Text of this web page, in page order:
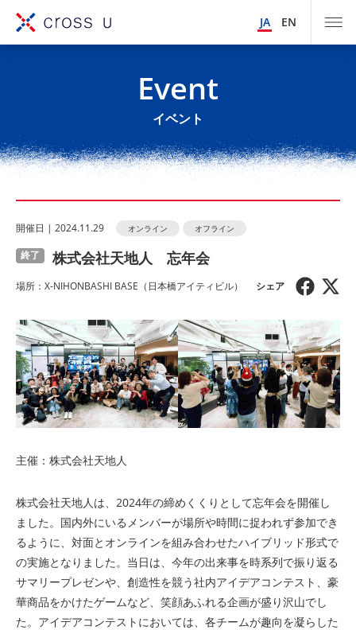
JA EN
Event
イベント
開催⽇ | 2024.11.29 オンライン オフライン
終了 株式会社天地人 忘年会
場所：X-NIHONBASHI BASE（⽇本橋アイティビル）
主催：株式会社天地人
株式会社天地人は、2024年の締めくくりとして忘年会を開催し
ました。国内外にいるメンバーが場所や時間に捉われず参加でき
るように、対面とオンラインを組み合わせたハイブリッド形式で
の実施となりました。当日は、今年の出来事を時系列で振り返る
サマリープレゼンや、創造性を競う社内アイデアコンテスト、豪
華商品をかけたゲームなど、笑顔あふれる企画が盛り沢山でし
た。アイデアコンテストにおいては、各チームが趣向を凝らした